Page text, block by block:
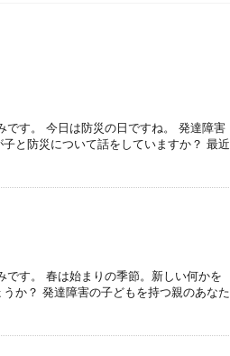
です。 今日は防災の日ですね。 発達障害
と防災について話をしていますか？ 最近
す。 春は始まりの季節。新しい何かを
か？ 発達障害の子どもを持つ親のあなた